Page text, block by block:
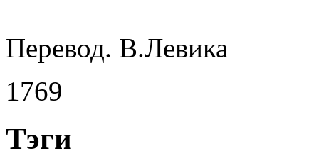
Перевод. В.Левика
1769
Тэги